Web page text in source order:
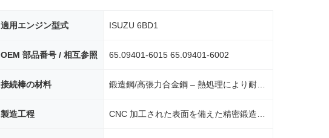
適用エンジン型式 ISUZU 6BD1
OEM 部品番号 / 相互参照 65.09401-6015 65.09401-6002
接続棒の材料
製造工程